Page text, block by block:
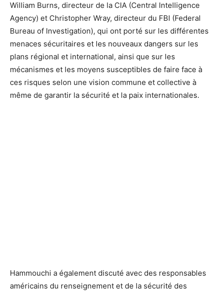
William Burns, directeur de la CIA (Central Intelligence
Agency) et Christopher Wray, directeur du FBI (Federal
Bureau of Investigation), qui ont porté sur les différentes
menaces sécuritaires et les nouveaux dangers sur les
plans régional et international, ainsi que sur les
mécanismes et les moyens susceptibles de faire face à
ces risques selon une vision commune et collective à
même de garantir la sécurité et la paix internationales.
Hammouchi a également discuté avec des responsables
américains du renseignement et de la sécurité des